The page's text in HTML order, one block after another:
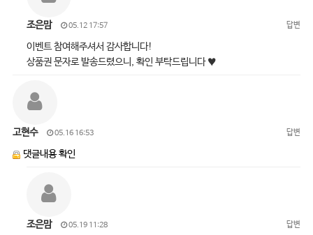
조은맘 05.12 17:57 답변
이벤트 참여해주셔서 감사합니다!
상품권 문자로 발송드렸으니, 확인 부탁드립니다 ♥
고현수 05.16 16:53 답변
댓글내용 확인
조은맘 05.19 11:28 답변